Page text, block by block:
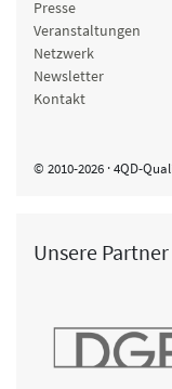
Presse
Veranstaltungen
Netzwerk
Newsletter
Kontakt
© 2010-2026 · 4QD-
Unsere Partner